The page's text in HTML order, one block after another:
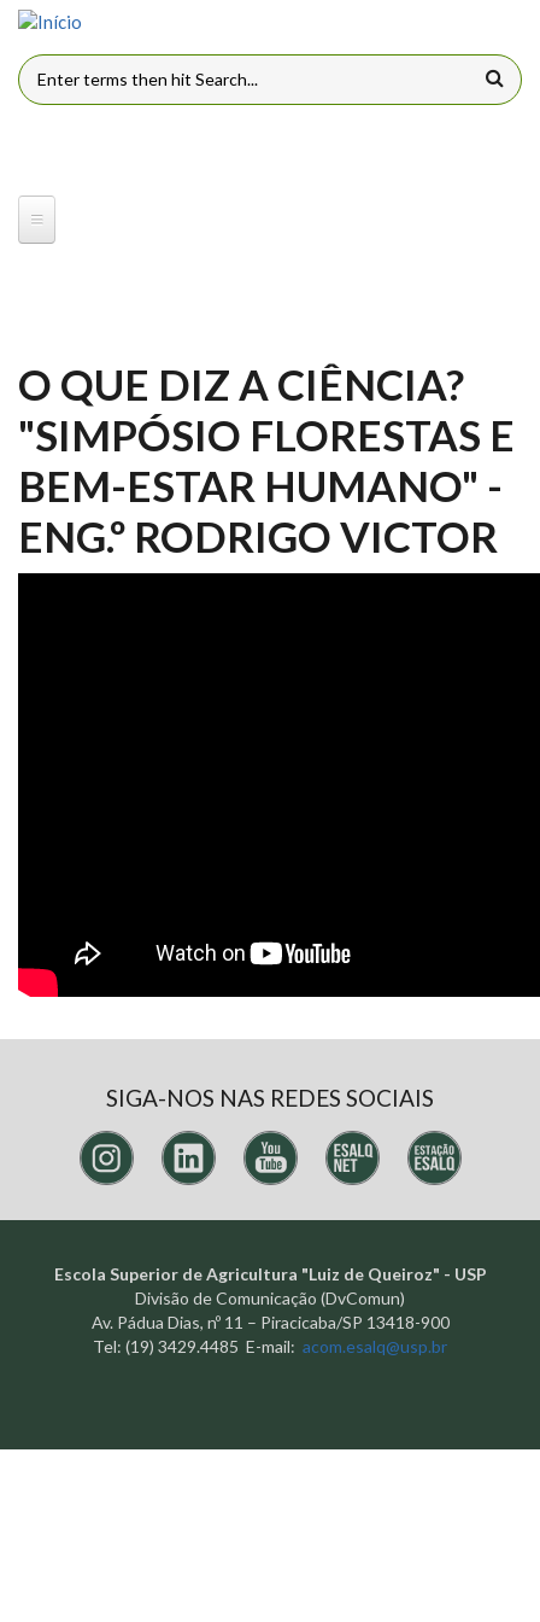
Pular para o conteúdo principal
FORMULÁRIO DE BUSCA
O QUE DIZ A CIÊNCIA?
"SIMPÓSIO FLORESTAS E
BEM-ESTAR HUMANO" -
ENG.º RODRIGO VICTOR
SIGA-NOS NAS REDES SOCIAIS
Escola Superior de Agricultura "Luiz de Queiroz" - USP
Divisão de Comunicação (DvComun)
Av. Pádua Dias, nº 11 – Piracicaba/SP 13418-900
Tel: (19) 3429.4485 E-mail: acom.esalq@usp.br